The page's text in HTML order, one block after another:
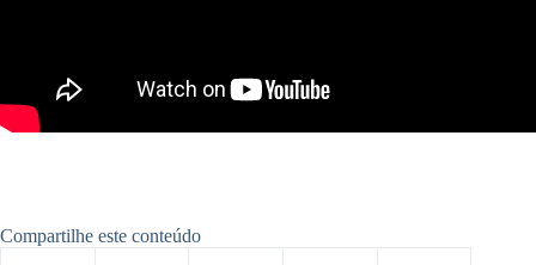
Compartilhe este conteúdo